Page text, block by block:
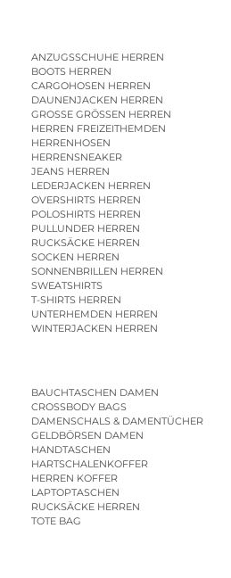
ANZUGSSCHUHE HERREN
BOOTS HERREN
CARGOHOSEN HERREN
DAUNENJACKEN HERREN
GROSSE GRÖSSEN HERREN
HERREN FREIZEITHEMDEN
HERRENHOSEN
HERRENSNEAKER
JEANS HERREN
LEDERJACKEN HERREN
OVERSHIRTS HERREN
POLOSHIRTS HERREN
PULLUNDER HERREN
RUCKSÄCKE HERREN
SOCKEN HERREN
SONNENBRILLEN HERREN
SWEATSHIRTS
T-SHIRTS HERREN
UNTERHEMDEN HERREN
WINTERJACKEN HERREN
BAUCHTASCHEN DAMEN
CROSSBODY BAGS
DAMENSCHALS & DAMENTÜCHER
GELDBÖRSEN DAMEN
HANDTASCHEN
HARTSCHALENKOFFER
HERREN KOFFER
LAPTOPTASCHEN
RUCKSÄCKE HERREN
TOTE BAG